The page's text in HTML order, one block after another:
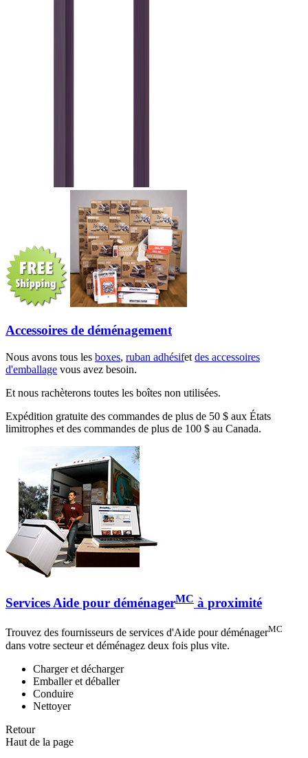
Accessoires de déménagement
Nous avons tous les boxes, ruban adhésifet des accessoires
d'emballage vous avez besoin.
Et nous rachèterons toutes les boîtes non utilisées.
Expédition gratuite des commandes de plus de 50 $ aux États
limitrophes et des commandes de plus de 100 $ au Canada.
Services Aide pour déménagerMC à proximité
Trouvez des fournisseurs de services d'Aide pour déménagerMC
dans votre secteur et déménagez deux fois plus vite.
Charger et décharger
Emballer et déballer
Conduire
Nettoyer
Retour
Haut de la page